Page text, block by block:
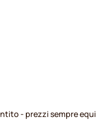
- prezzi sempre equi